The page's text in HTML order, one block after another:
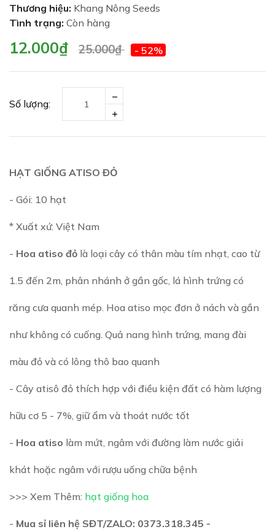
Thương hiệu: Khang Nông Seeds
Tình trạng: Còn hàng
12.000₫ 25.000₫ - 52%
Số lượng:
HẠT GIỐNG ATISO ĐỎ
- Gói: 10 hạt
* Xuất xứ: Việt Nam
- Hoa atiso đỏ là loại cây có thân màu tím nhạt, cao từ
1.5 đến 2m, phân nhánh ở gần gốc, lá hình trứng có
răng cưa quanh mép. Hoa atiso mọc đơn ở nách và gần
như không có cuống. Quả nang hình trứng, mang đài
màu đỏ và có lông thô bao quanh
- Cây atisô đỏ thích hợp với điều kiện đất có hàm lượng
hữu cơ 5 - 7%, giữ ẩm và thoát nước tốt
- Hoa atiso làm mứt, ngâm với đường làm nước giải
khát hoặc ngâm với rượu uống chữa bệnh
>>> Xem Thêm: hạt giống hoa
- Mua sỉ liên hệ SĐT/ZALO: 0373.318.345 -